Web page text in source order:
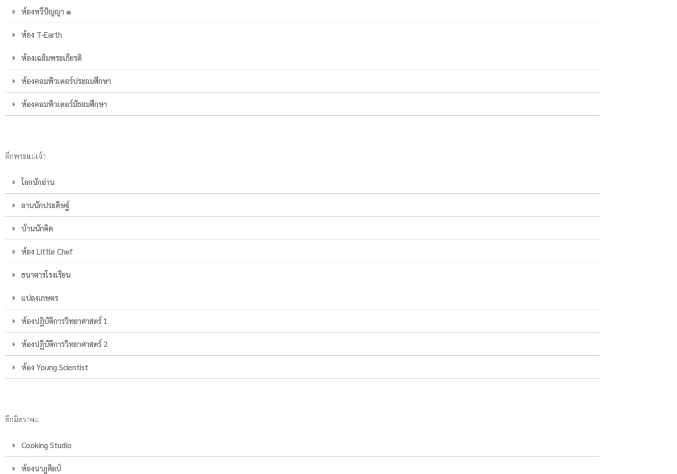
ห้องทวีปัญญา ๑
ห้อง T-Earth
ห้องเฉลิมพระเกียรติ
ห้องคอมพิวเตอร์ประถมศึกษา
ห้องคอมพิวเตอร์มัธยมศึกษา
ตึกพระแม่เจ้า
โลกนักอ่าน
ลานนักประดิษฐ์
บ้านนักคิด
ห้อง Little Chef
ธนาคารโรงเรียน
แปลงเกษตร
ห้องปฎิบัติการวิทยาศาสตร์ 1
ห้องปฎิบัติการวิทยาศาสตร์ 2
ห้อง Young Scientist
ตึกมิตราคม
Cooking Studio
ห้องนาฎศิลป์